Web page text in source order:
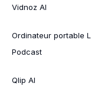
Vidnoz AI
Ordinateur portable
Podcast
Qlip AI